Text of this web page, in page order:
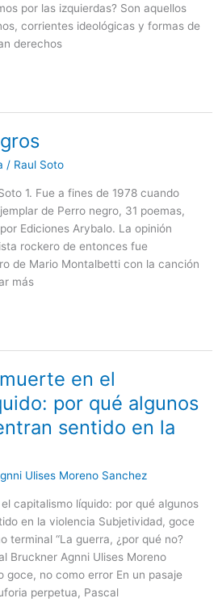
por las izquierdas? Son aquellos
corrientes ideológicas y formas de
derechos
/ Raul Soto
1. Fue a fines de 1978 cuando
de Perro negro, 31 poemas,
Ediciones Arybalo. La opinión
rockero de entonces fue
de Mario Montalbetti con la canción
más
en el
por qué algunos
sentido en la
Ulises Moreno Sanchez
capitalismo líquido: por qué algunos
en la violencia Subjetividad, goce
terminal “La guerra, ¿por qué no?
Bruckner Agnni Ulises Moreno
goce, no como error En un pasaje
perpetua, Pascal